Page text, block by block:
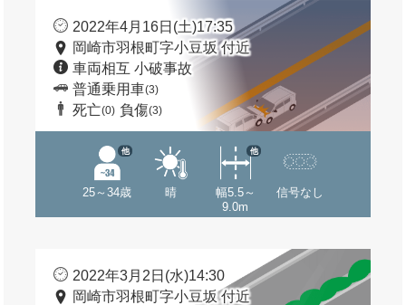
2022年4月16日(土)17:35
岡崎市羽根町字小豆坂 付近
車両相互 小破事故
普通乗用車(3)
死亡(0) 負傷(3)
25～34歳
他
晴
幅5.5～
9.0m
他
信号なし
2022年3月2日(水)14:30
岡崎市羽根町字小豆坂 付近